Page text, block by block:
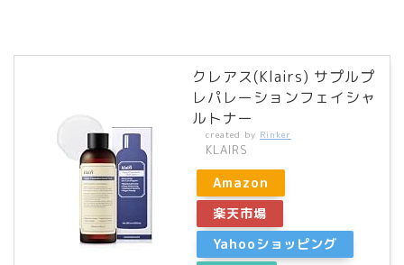
クレアス(Klairs) サプルプ
レパレーションフェイシャ
ルトナー
created by Rinker
KLAIRS
Amazon
楽天市場
Yahooショッピング